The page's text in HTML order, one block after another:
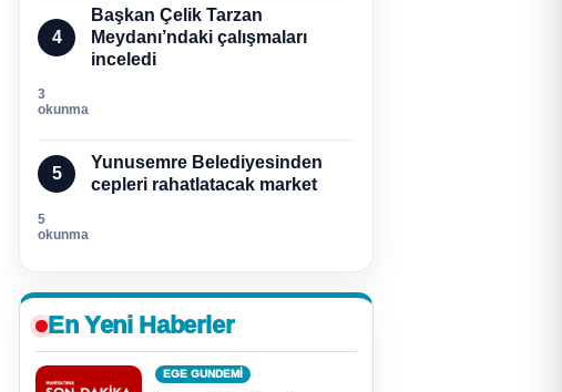
4
Başkan Çelik Tarzan
Meydanı’ndaki çalışmaları
inceledi
3
okunma
5
Yunusemre Belediyesinden
cepleri rahatlatacak market
5
okunma
En Yeni Haberler
EGE GUNDEMİ